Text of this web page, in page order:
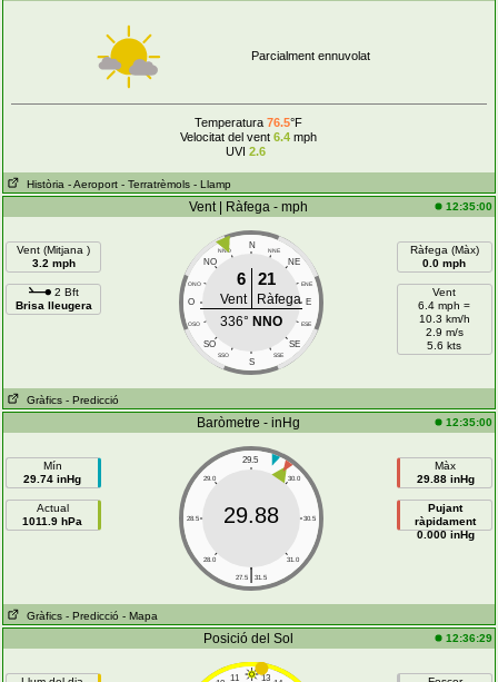
Parcialment ennuvolat
Temperatura76.5°F
Velocitat del vent 6.4 mph
UVI 2.6
Història - Aeroport - Terratrèmols - Llamp
Vent | Ràfega - mph 12:35:00
Vent (Mitjana )
3.2 mph
2 Bft
Brisa lleugera
N
NNO NNE
NO NE
ONO ENE
O E
OSO ESE
SO SE
SSO SSE
S
6 21
Vent
Ràfega
336° NNO
Ràfega (Màx)
0.0 mph
Vent
6.4 mph =
10.3 km/h
2.9 m/s
5.6 kts
Gràfics - Predicció
Baròmetre - inHg 12:35:00
Mín
29.74 inHg
Actual
1011.9 hPa
29.5
29.0 30.0
28.5 30.5
28.0 31.0
|
27.5 31.5
29.88
Màx
29.88 inHg
Pujant
ràpidament
0.000 inHg
Gràfics - Predicció - Mapa
Posició del Sol 12:36:29
11 13